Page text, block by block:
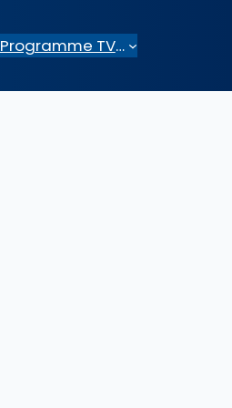
Programme TV…